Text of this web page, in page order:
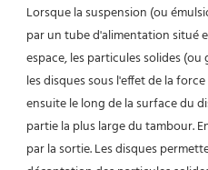
Lorsque la suspension (ou
par un tube d'alimentation situé
espace, les particules solides
les disques sous l'effet de la
ensuite le long de la surface du
partie la plus large du tambour.
par la sortie. Les disques